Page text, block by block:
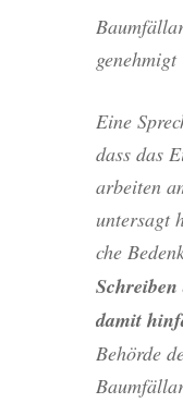
genehmigt
Eine
dass das
ar­bei­ten
unter­sagt
che
Schrei­ben
damit
Behör­de